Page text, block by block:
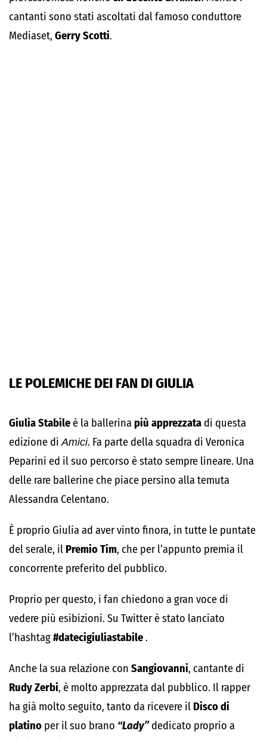
cantanti sono stati ascoltati dal famoso conduttore
Mediaset, Gerry Scotti.
LE POLEMICHE DEI FAN DI GIULIA
Giulia Stabile è la ballerina più apprezzata di questa
edizione diAmici. Fa parte della squadra di Veronica
Peparini ed il suo percorso è stato sempre lineare. Una
delle rare ballerine che piace persino alla temuta
Alessandra Celentano.
È proprio Giulia ad aver vinto finora, in tutte le puntate
del serale, il Premio Tim, che per l’appunto premia il
concorrente preferito del pubblico.
Proprio per questo, i fan chiedono a gran voce di
vedere più esibizioni. Su Twitter è stato lanciato
l’hashtag#datecigiuliastabile.
Anche la sua relazione con Sangiovanni, cantante di
Rudy Zerbi, è molto apprezzata dal pubblico. Il rapper
ha già molto seguito, tanto da ricevere il Disco di
platino per il suo brano “Lady”dedicato proprio a